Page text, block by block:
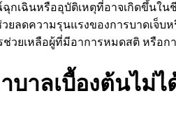
กเฉินหรืออุบัติเหตุที่อาจเกิดขึ้นใ
ยลดความรุนแรงของการบาดเจ็บ
ช่วยเหลือผู้ที่มีอาการหมดสติ หรือ
าลเบื้องต้นไม่ไ